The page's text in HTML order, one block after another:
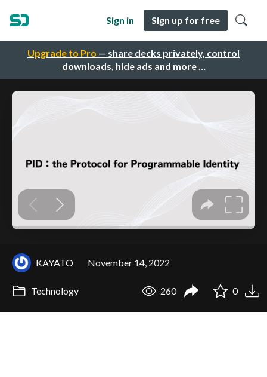
Upgrade to Pro — share decks privately, control
downloads, hide ads and more …
Sign in Sign up for free
KAYATO November 14, 2022
Technology 260 0